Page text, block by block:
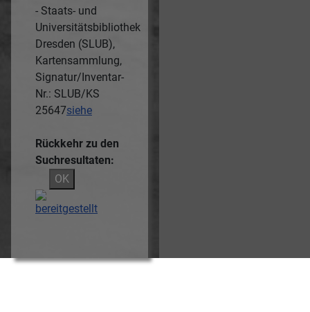
- Staats- und
Universitätsbibliothek
Dresden (SLUB),
Kartensammlung,
Signatur/Inventar-
Nr.: SLUB/KS
25647siehe
Rückkehr zu den
Suchresultaten:
OK